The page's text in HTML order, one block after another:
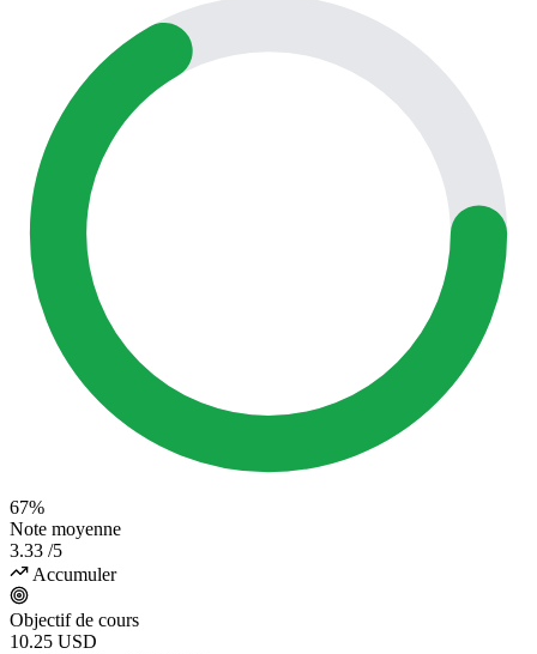
67%
Note moyenne
3.33 /5
Accumuler
Objectif de cours
10.25 USD